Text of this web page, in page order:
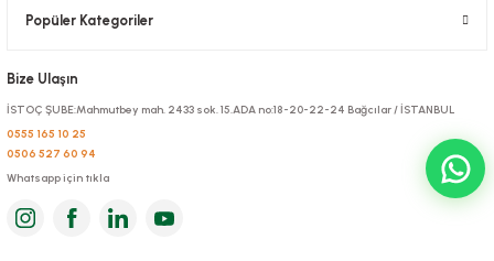
Stok Kodu 0436
1.037,04 TL
Popüler Kategoriler
Bize Ulaşın
İSTOÇ ŞUBE:Mahmutbey mah. 2433 sok. 15.ADA no:18-20-22-24 Bağcılar / İSTANBUL
0555 165 10 25
0506 527 60 94
Whatsapp için tıkla